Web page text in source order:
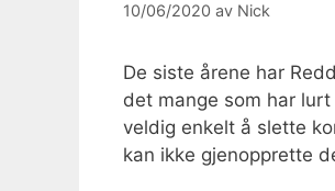
10/06/2020 av Nick
De siste årene har
det mange som har
veldig enkelt å slette
kan ikke gjenopprette